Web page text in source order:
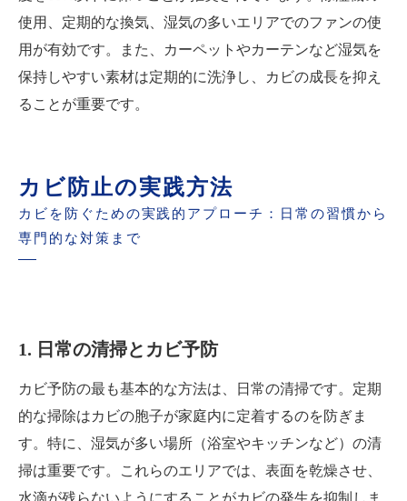
使用、定期的な換気、湿気の多いエリアでのファンの使
用が有効です。また、カーペットやカーテンなど湿気を
保持しやすい素材は定期的に洗浄し、カビの成長を抑え
ることが重要です。
カビ防止の実践方法
カビを防ぐための実践的アプローチ：日常の習慣から
専門的な対策まで
1. 日常の清掃とカビ予防
カビ予防の最も基本的な方法は、日常の清掃です。定期
的な掃除はカビの胞子が家庭内に定着するのを防ぎま
す。特に、湿気が多い場所（浴室やキッチンなど）の清
掃は重要です。これらのエリアでは、表面を乾燥させ、